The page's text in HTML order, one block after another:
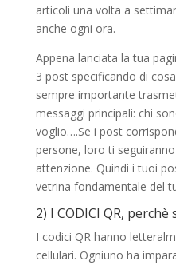
articoli una volta a
anche ogni ora.
Appena lanciata la tua
3 post specificando di
sempre importante
messaggi principali: chi
voglio….Se i post
persone, loro ti
attenzione. Quindi i tuoi
vetrina fondamentale del
2) I CODICI QR,
I codici QR hanno
cellulari. Ogniuno ha